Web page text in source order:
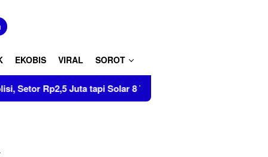
EKOBIS VIRAL SOROT
Juta tapi Solar 8 Ton Disita di Pinrang